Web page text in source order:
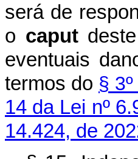
será de
o caputdeste
eventuais
termos do §
14 da Lei nº
14.424, de